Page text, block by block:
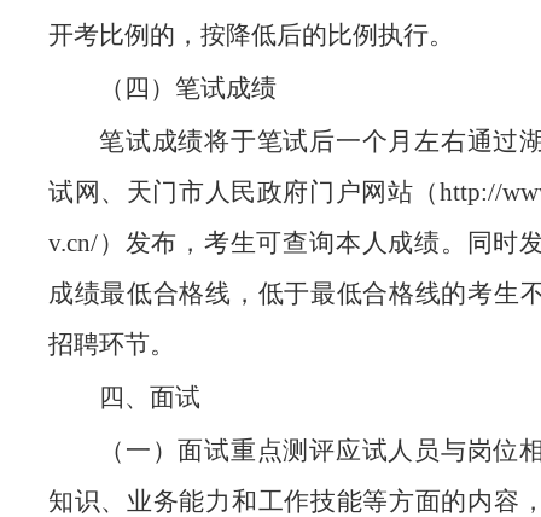
开考比例的，按降低后的比例执行。
（四）笔试成绩
笔试成绩将于笔试后一个月左右通过
试网、天门市人民政府门户网站（http://
v.cn/）发布，考生可查询本人成绩。同时
成绩最低合格线，低于最低合格线的考生
招聘环节。
四、面试
（一）面试重点测评应试人员与岗位
知识、业务能力和工作技能等方面的内容